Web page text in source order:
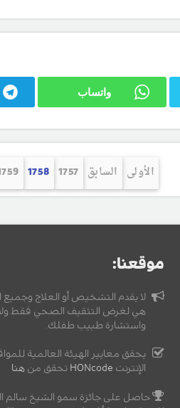
واتساب
الأولى السابق 1757
1758
موقعنا:
لا يقدم التشخيص أو العلاج وجميع
هي لغرض التثقيف الصحي فقط
واستشارة طبيب طفلك.
يحقق معايير الهيئة العالمية
الإنترنت HONcode تحقق من هنا
حاصل على جائزة سمو الشيخ سالم